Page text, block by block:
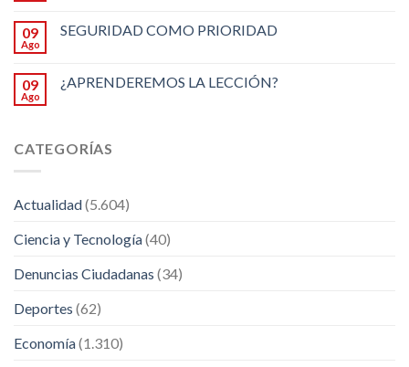
09
Ago
SEGURIDAD COMO PRIORIDAD
09
Ago
¿APRENDEREMOS LA LECCIÓN?
CATEGORÍAS
Actualidad(5.604)
Ciencia y Tecnología(40)
Denuncias Ciudadanas (34)
Deportes (62)
Economía(1.310)